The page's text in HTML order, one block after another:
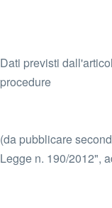
Dati previsti
procedure
(da pubblicare
Legge n. 190/2012",